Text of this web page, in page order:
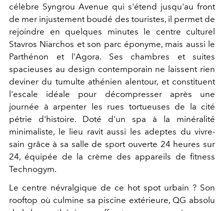
célèbre Syngrou Avenue qui s'étend jusqu'au front
de mer injustement boudé des touristes, il permet de
rejoindre en quelques minutes le centre culturel
Stavros Niarchos et son parc éponyme, mais aussi le
Parthénon et l'Agora. Ses chambres et suites
spacieuses au design contemporain ne laissent rien
deviner du tumulte athénien alentour, et constituent
l'escale idéale pour décompresser après une
journée à arpenter les rues tortueuses de la cité
pétrie d'histoire. Doté d'un spa à la minéralité
minimaliste, le lieu ravit aussi les adeptes du vivre-
sain grâce à sa salle de sport ouverte 24 heures sur
24, équipée de la crème des appareils de fitness
Technogym.
Le centre névralgique de ce hot spot urbain ? Son
rooftop où culmine sa piscine extérieure, QG absolu